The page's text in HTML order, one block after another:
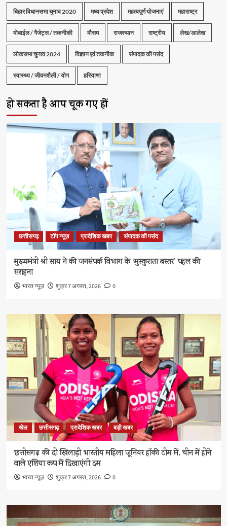
बिहार विधानसभा चुनाव 2020 मध्य प्रदेश महत्वपूर्ण योजनाएं महाराष्ट्र
मोबाईल / गैजेट्स / तकनीकी मौसम राजस्थान राष्ट्रीय लेख/आलेख
लोकसभा चुनाव 2024 विज्ञान एवं तकनीक संपादक की पसंद
स्वास्थ्य / जीवनशैली / योग हरियाणा
हो सकता है आप चूक गए हों
छत्तीसगढ़ टॉप न्यूज़ प्रादेशिक खबर संपादक की पसंद
मुख्यमंत्री श्री साय ने की जनसंपर्क विभाग के ‘मुस्कुराता बस्तर’ पहल की
सराहना
भारत न्यूज़ शुक्र 7 अगस्त, 2026 0
खेल छत्तीसगढ़ प्रादेशिक खबर बड़ी खबर
छत्तीसगढ़ की दो खिलाड़ी भारतीय महिला जूनियर हॉकी टीम में, चीन में होने
वाले एशिया कप में दिखाएंगी दम
भारत न्यूज़ शुक्र 7 अगस्त, 2026 0